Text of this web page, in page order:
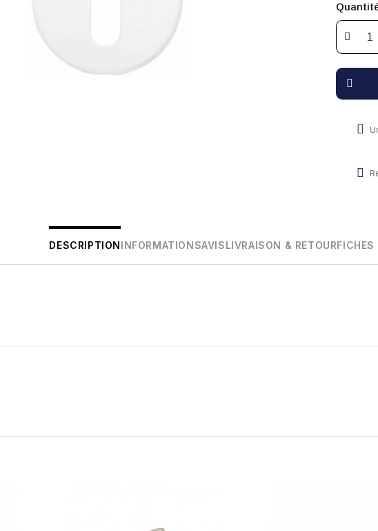
DESCRIPTIONINFORMATIONSAVISLIVRAISON & RETOURFICHES